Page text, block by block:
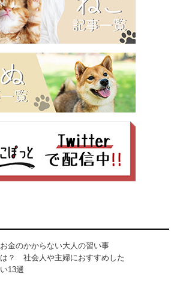
お金のかからない大人の習い事
は？ 社会人や主婦におすすめした
い13選